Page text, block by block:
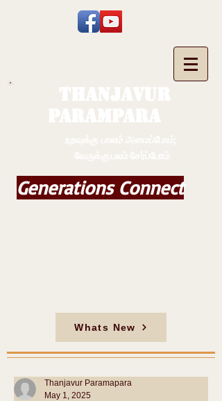
Generations Connect
Whats New
Thanjavur Paramapara
May 1, 2025